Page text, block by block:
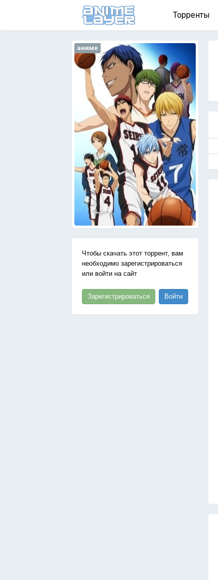
Торренты
аниме
Чтобы скачать этот торрент, вам
необходимо зарегистрироваться
или войти на сайт
Зарегистрироваться Войти